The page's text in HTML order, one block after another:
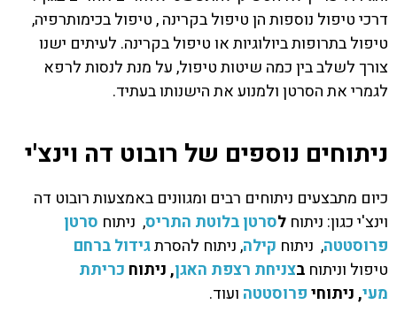
דרכי טיפול נוספות הן טיפול בקרינה , טיפול בכימותרפיה,
טיפול בתרופות ביולוגיות או טיפול בקרינה. לעיתים ישנו
צורך לשלב בין כמה שיטות טיפול, על מנת לנסות לרפא
לגמרי את הסרטן ולמנוע את הישנותו בעתיד.
ניתוחים נוספים של רובוט דה וינצ'י
כיום מתבצעים ניתוחים רבים ומגוונים באמצעות רובוט דה
וינצ'י כגון: ניתוח לסרטן בלוטת התריס, ניתוח סרטן
פרוסטטה, ניתוח קילה, ניתוח להסרתגידול ברחם
טיפול וניתוח בצניחת רצפת האגן,ניתוח כריתת
מעי,ניתוחיפרוסטטה ועוד.